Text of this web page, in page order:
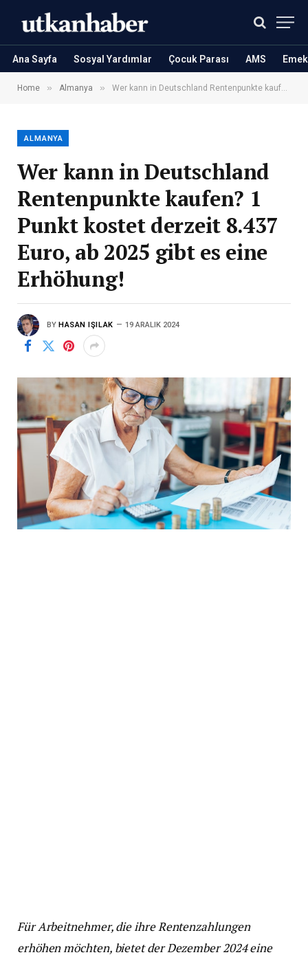
Ana Sayfa Sosyal Yardımlar Çocuk Parası AMS
Home » Almanya » Wer kann in Deutschland Rentenpunkte kaufen? 1 Punkt kostet derzeit 8.437 Euro, ab 2025 gibt es eine Erhöhung!
ALMANYA
Wer kann in Deutschland
Rentenpunkte kaufen? 1
Punkt kostet derzeit 8.437
Euro, ab 2025 gibt es eine
Erhöhung!
BY HASAN IŞILAK 19 ARALIK 2024
Für Arbeitnehmer, die ihre Rentenzahlungen
erhöhen möchten, bietet der Dezember 2024 eine